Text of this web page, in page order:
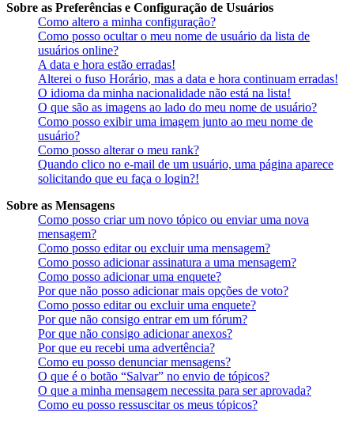
Sobre as Preferências e Configuração de Usuários
Como altero a minha configuração?
Como posso ocultar o meu nome de usuário da lista de
usuários online?
A data e hora estão erradas!
Alterei o fuso Horário, mas a data e hora continuam erradas!
O idioma da minha nacionalidade não está na lista!
O que são as imagens ao lado do meu nome de usuário?
Como posso exibir uma imagem junto ao meu nome de
usuário?
Como posso alterar o meu rank?
Quando clico no e-mail de um usuário, uma página aparece
solicitando que eu faça o login?!
Sobre as Mensagens
Como posso criar um novo tópico ou enviar uma nova
mensagem?
Como posso editar ou excluir uma mensagem?
Como posso adicionar assinatura a uma mensagem?
Como posso adicionar uma enquete?
Por que não posso adicionar mais opções de voto?
Como posso editar ou excluir uma enquete?
Por que não consigo entrar em um fórum?
Por que não consigo adicionar anexos?
Por que eu recebi uma advertência?
Como eu posso denunciar mensagens?
O que é o botão “Salvar” no envio de tópicos?
O que a minha mensagem necessita para ser aprovada?
Como eu posso ressuscitar os meus tópicos?